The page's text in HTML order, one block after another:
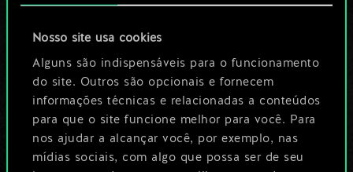
Nosso site usa cookies
Alguns são indispensáveis para o funcionamento
do site. Outros são opcionais e fornecem
informações técnicas e relacionadas a conteúdos
para que o site funcione melhor para você. Para
nos ajudar a alcançar você, por exemplo, nas
mídias sociais, com algo que possa ser de seu
de cartas
compartilhado.
No entanto, dá para
ser muito mais!